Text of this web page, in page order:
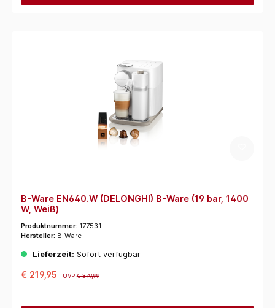
B-Ware EN640.W (DELONGHI) B-Ware (19 bar, 1400
W, Weiß)
Produktnummer: 177531
Hersteller: B-Ware
Lieferzeit: Sofort verfügbar
€ 219,95 UVP€ 379,99